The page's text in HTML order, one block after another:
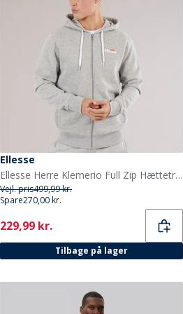
Ellesse
Ellesse Herre Klemerio Full Zip Hættetrøje Light Grey Marl
Vejl. pris499,99 kr.
Spare270,00 kr.
Current
229,99 kr.
Tilbage på lager